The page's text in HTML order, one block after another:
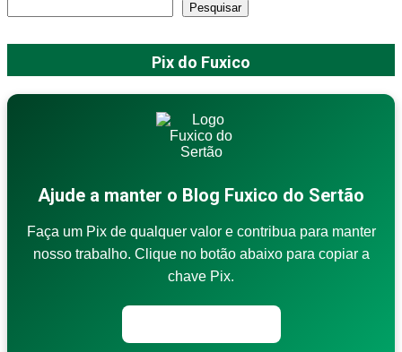
Pesquisar
Pix do Fuxico
Ajude a manter o Blog Fuxico do Sertão
Faça um Pix de qualquer valor e contribua para manter
nosso trabalho. Clique no botão abaixo para copiar a
chave Pix.